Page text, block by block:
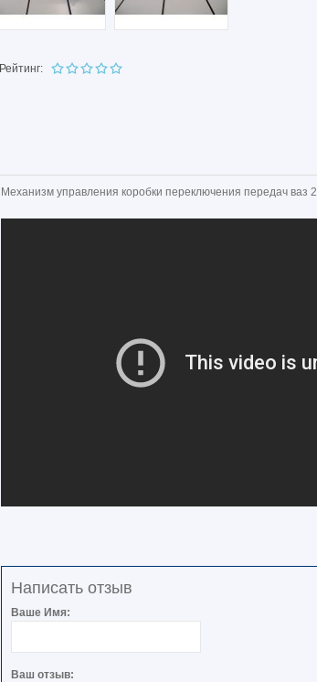
Рейтинг:
Механизм управления коробки переключения передач
Написать отзыв
Ваше Имя:
Ваш отзыв: